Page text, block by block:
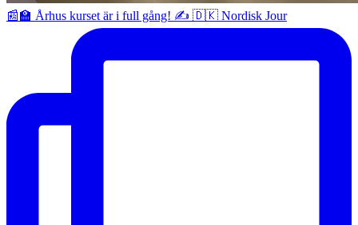
📰🏫 Århus kurset är i full gång! ✍️ 🇩🇰 Nordisk Jour